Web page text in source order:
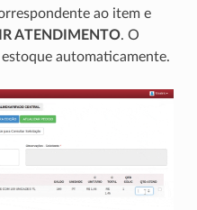
ao item e
ATENDIMENTO. O
automaticamente.